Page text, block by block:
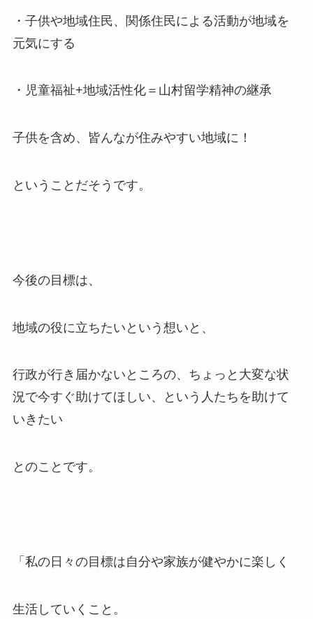
・子供や地域住民、関係住民による活動が地域を
元気にする
・児童福祉+地域活性化＝山村留学精神の継承
子供を含め、皆んなが住みやすい地域に！
ということだそうです。
今後の目標は、
地域の役に立ちたいという想いと、
行政が行き届かないところの、ちょっと大変な状
況で今すぐ助けてほしい、という人たちを助けて
いきたい
とのことです。
「私の日々の目標は自分や家族が健やかに楽しく
生活していくこと。